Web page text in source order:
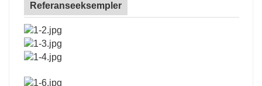
Referanseeksempler